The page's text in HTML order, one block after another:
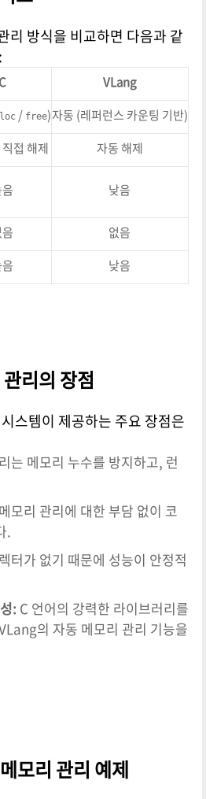
리 방식을 비교하면 다음과 같
C
VLang
/ free)자동 (레퍼런스 카운팅 기반)
접 해제
자동 해제
낮음
없음
낮음
리의 장점
스템이 제공하는 주요 장점은
는 메모리 누수를 방지하고, 런
모리 관리에 대한 부담 없이 코
.
터가 없기 때문에 성능이 안정적
: C 언어의 강력한 라이브러리를
의 자동 메모리 관리 기능을
모리 관리 예제